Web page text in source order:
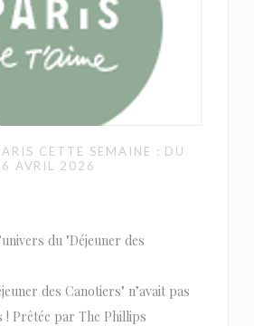
CETTE SEMAINE : DU
AVRIL 2026
du "Déjeuner des
des Canotiers" n’avait pas
! Prêtée par The Phillips